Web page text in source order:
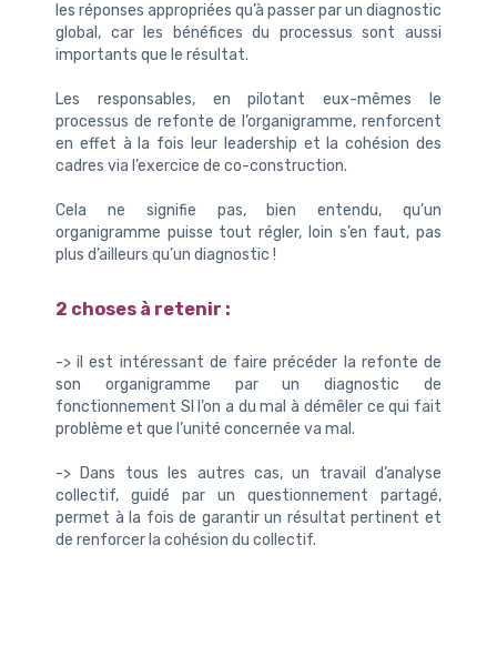
les réponses appropriées qu’à passer par un diagnostic
global, car les bénéfices du processus sont aussi
importants que le résultat.
Les responsables, en pilotant eux-mêmes le
processus de refonte de l’organigramme, renforcent
en effet à la fois leur leadership et la cohésion des
cadres via l’exercice de co-construction.
Cela ne signifie pas, bien entendu, qu’un
organigramme puisse tout régler, loin s’en faut, pas
plus d’ailleurs qu’un diagnostic !
2 choses à retenir :
-> il est intéressant de faire précéder la refonte de
son organigramme par un diagnostic de
fonctionnement SI l’on a du mal à démêler ce qui fait
problème et que l’unité concernée va mal.
-> Dans tous les autres cas, un travail d’analyse
collectif, guidé par un questionnement partagé,
permet à la fois de garantir un résultat pertinent et
de renforcer la cohésion du collectif.